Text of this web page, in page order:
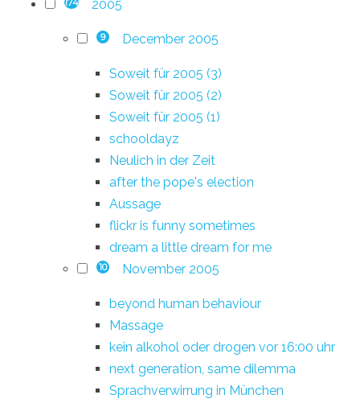
174 2005
9 December 2005
Soweit für 2005 (3)
Soweit für 2005 (2)
Soweit für 2005 (1)
schooldayz
Neulich in der Zeit
after the pope's election
Aussage
flickr is funny sometimes
dream a little dream for me
10 November 2005
beyond human behaviour
Massage
kein alkohol oder drogen vor 16:00 uhr
next generation, same dilemma
Sprachverwirrung in München